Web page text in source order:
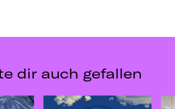
dir auch gefallen